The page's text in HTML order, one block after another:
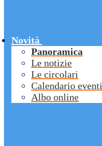
Novità
Panoramica
Le notizie
Le circolari
Calendario eventi
Albo online